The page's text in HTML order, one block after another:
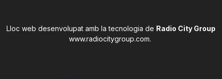
Lloc web desenvolupat amb la tecnologia de Radio City Group
www.radiocitygroup.com.